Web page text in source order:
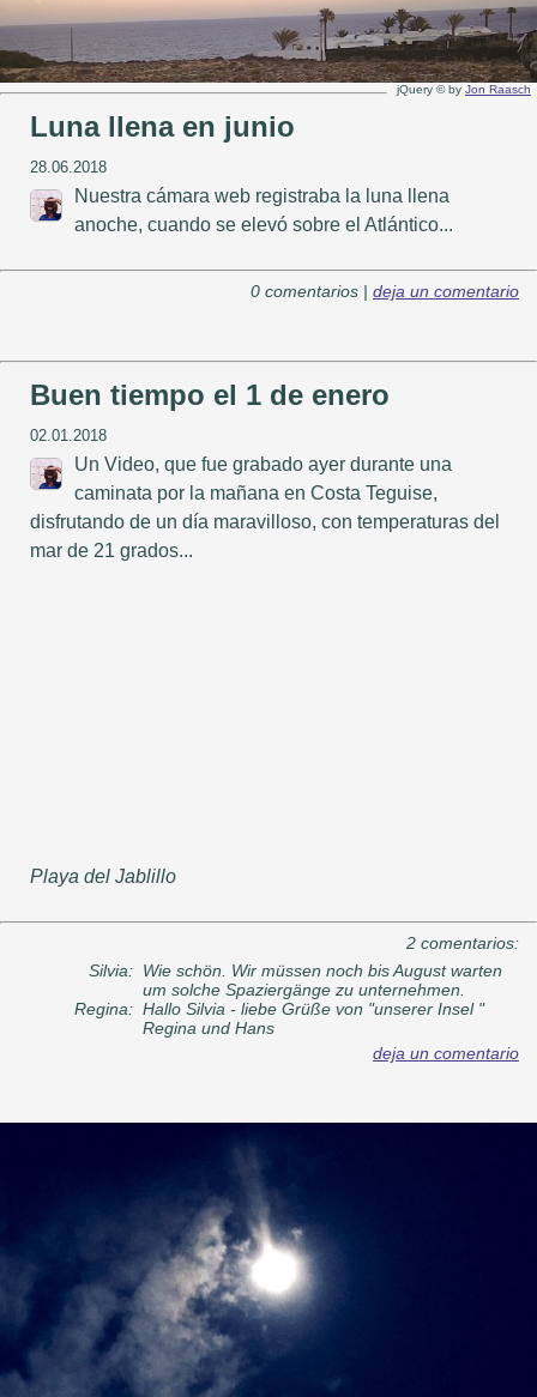
jQuery © by Jon Raasch
Luna llena en junio
28.06.2018
Nuestra cámara web registraba la luna llena
anoche, cuando se elevó sobre el Atlántico...
0 comentarios | deja un comentario
Buen tiempo el 1 de enero
02.01.2018
Un Video, que fue grabado ayer durante una
caminata por la mañana en Costa Teguise,
disfrutando de un día maravilloso, con temperaturas del
mar de 21 grados...
Playa del Jablillo
2 comentarios:
Silvia: Wie schön. Wir müssen noch bis August warten
um solche Spaziergänge zu unternehmen.
Regina: Hallo Silvia - liebe Grüße von "unserer Insel "
Regina und Hans
deja un comentario